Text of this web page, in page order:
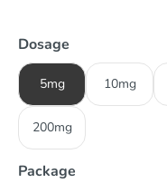
Dosage
5mg 10mg
200mg
Package